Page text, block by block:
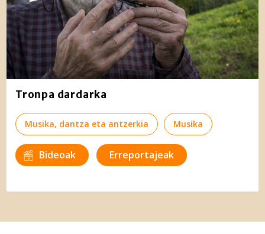
Tronpa dardarka
Musika, dantza eta antzerkia Musika
Bideoak Erreportajeak